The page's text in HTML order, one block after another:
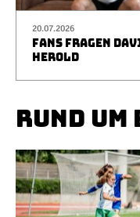
20.07.2026
FANS FRAGEN
HEROLD
RUND UM